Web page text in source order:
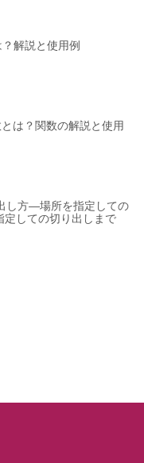
解説と使用例
は？関数の解説と使用
し方―場所を指定しての
定しての切り出しまで